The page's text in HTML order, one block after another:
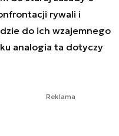
rywali i
do ich wzajemnego
analogia ta dotyczy
Reklama